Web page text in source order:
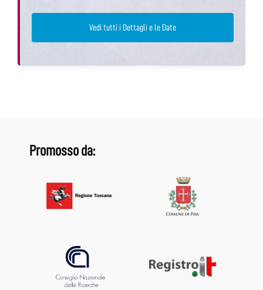
Vedi tutti i Dettagli e le Date
Promosso da: